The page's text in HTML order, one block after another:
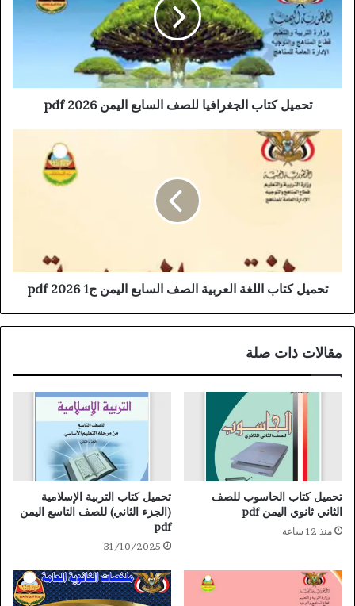
تحميل كتاب الجغرافيا للصف السابع اليمن 2026 pdf
تحميل كتاب اللغة العربية الصف السابع اليمن ج1 2026 pdf
مقالات ذات صلة
تحميل كتاب الحاسوب للصف
الثاني ثانوي اليمن pdf
منذ 12 ساعة
تحميل كتاب التربية الإسلامية
(الجزء الثاني) للصف التاسع اليمن
pdf
31/10/2025